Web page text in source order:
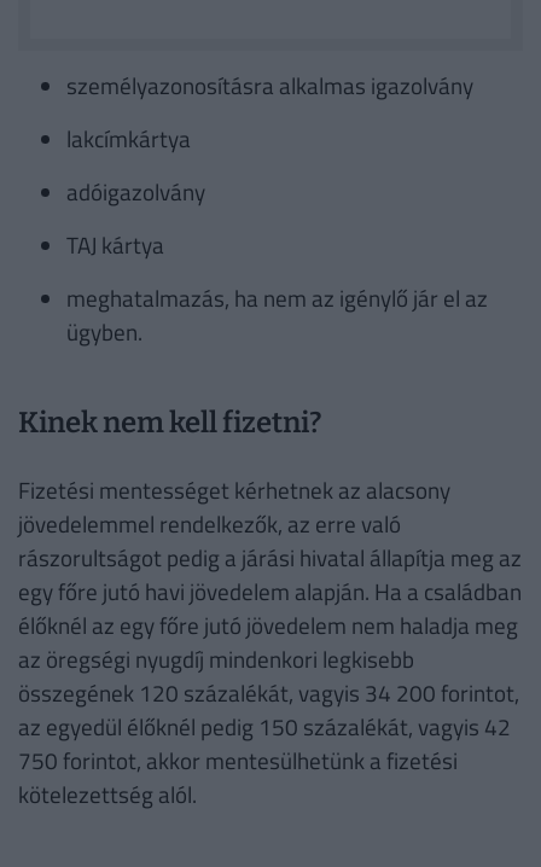
személyazonosításra alkalmas igazolvány
lakcímkártya
adóigazolvány
TAJ kártya
meghatalmazás, ha nem az igénylő jár el az
ügyben.
Kinek nem kell fizetni?
Fizetési mentességet kérhetnek az alacsony
jövedelemmel rendelkezők, az erre való
rászorultságot pedig a járási hivatal állapítja meg az
egy főre jutó havi jövedelem alapján. Ha a családban
élőknél az egy főre jutó jövedelem nem haladja meg
az öregségi nyugdíj mindenkori legkisebb
összegének 120 százalékát, vagyis 34 200 forintot,
az egyedül élőknél pedig 150 százalékát, vagyis 42
750 forintot, akkor mentesülhetünk a fizetési
kötelezettség alól.